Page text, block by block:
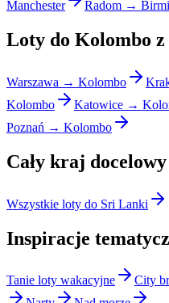
Manchester
Radom →
Loty do Kolombo
Warszawa → Kolombo
Kolombo
Katowice →
Poznań → Kolombo
Cały kraj docelowy
Wszystkie loty do Sri Lanki
Inspiracje
Tanie loty wakacyjne City